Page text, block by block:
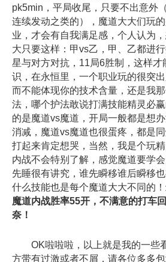
pk5min，平局收尾，只要不出意外
连续发动之类的），魔道大大们玩
业，才会有自我满足感，个人认为
大只要这样：甲vs乙，甲、乙都进
星与对方对抗，11局6胜制，这样才
识，在永恒里，一个职业玩的很突
而不能体现你的技术含量，还是我
法，哪个护法敢说打满技能精灵必
的是魔道vs魔道，开局一般都是想
消减，魔道vs魔道也很蛋疼，都是
打起来肯定想哭，当然，我是个玩
内战不会特别了解，感觉魔道要学
先睡很有讲究，谁先瞬移谁后瞬移
什么技能也是每个魔道大大不同的！
魔道内战胜率55开，不满意的打车
奈！
OK啦啦啦，以上就是我的一些
方带有过激或者不屑，请各位多多